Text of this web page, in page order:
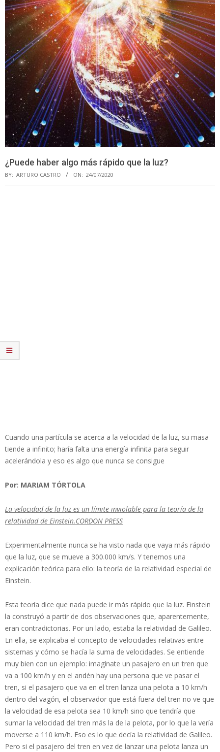
¿Puede haber algo más rápido que la luz?
BY: ARTURO CASTRO ON: 24/07/2020
Cuando una partícula se acerca a la velocidad de la luz, su masa
tiende a infinito; haría falta una energía infinita para seguir
acelerándola y eso es algo que nunca se consigue
Por: MARIAM TÓRTOLA
La velocidad de la luz es un límite inviolable para la teoría de la
relatividad de Einstein.CORDON PRESS
Experimentalmente nunca se ha visto nada que vaya más rápido
que la luz, que se mueve a 300.000 km/s. Y tenemos una
explicación teórica para ello: la teoría de la relatividad especial de
Einstein.
Esta teoría dice que nada puede ir más rápido que la luz. Einstein
la construyó a partir de dos observaciones que, aparentemente,
eran contradictorias. Por un lado, estaba la relatividad de Galileo.
En ella, se explicaba el concepto de velocidades relativas entre
sistemas y cómo se hacía la suma de velocidades. Se entiende
muy bien con un ejemplo: imagínate un pasajero en un tren que
va a 100 km/h y en el andén hay una persona que ve pasar el
tren, si el pasajero que va en el tren lanza una pelota a 10 km/h
dentro del vagón, el observador que está fuera del tren no ve que
la velocidad de esa pelota sea 10 km/h sino que tendría que
sumar la velocidad del tren más la de la pelota, por lo que la vería
moverse a 110 km/h. Eso es lo que decía la relatividad de Galileo.
Pero si el pasajero del tren en vez de lanzar una pelota lanza un